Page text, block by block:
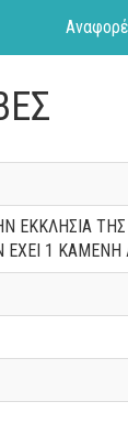
ΕΚΚΛΗΣΙΑ
ΕΧΕΙ 1